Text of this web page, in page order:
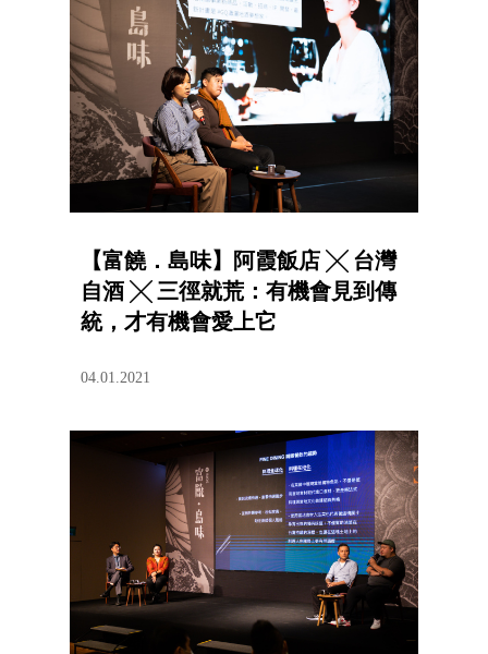
【富饒．島味】阿霞飯店 ╳ 台灣
自酒 ╳ 三徑就荒：有機會見到傳
統，才有機會愛上它
04.01.2021